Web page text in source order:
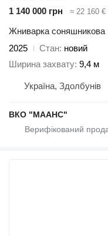
1 140 000 грн
≈ 22 160 €
Жниварка соняшникова
2025
Стан новий
Ширина захвату 9,4 м
Україна, Здолбунів
ВКО "МААНС"